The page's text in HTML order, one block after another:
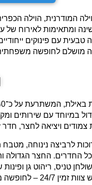
טבעית עם פינוקים
מושלם לחופשה
ויציאה לחצר, חדר
לרביצה נינוחה,
בכל החדרים. החצר
טניס, ריהוט גן ופינות
ונטולת דאגות.